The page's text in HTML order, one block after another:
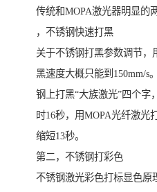
传统和MOPA激光器明显的
，不锈钢快速打黑
关于不锈钢打黑参数调节，
黑速度大概只能到150mm/s
钢上打黑“大族激光”四个字
时16秒，用MOPA光纤激光
缩短13秒。
第二，不锈钢打彩色
不锈钢激光彩色打标显色原